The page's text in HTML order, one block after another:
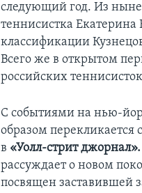
следующий год. Из
теннисистка
классификации
Всего же в открытом
российских
С событиями на нью-
образом перекликается
в «Уолл-стрит джорнал».
рассуждает о новом
посвящен заставившей